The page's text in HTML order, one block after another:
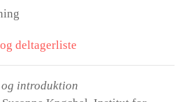
deltagerliste
og introduktion